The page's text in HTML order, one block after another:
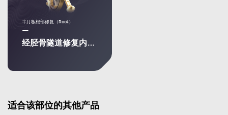
半月板根部修复（Root）
经胫骨隧道修复内侧半月板后根部
适合该部位的其他产品